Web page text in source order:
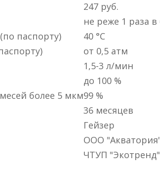
247 руб.
не реже 1 раза в
паспорту)
40 °C
от 0,5 атм
1,5-3 л/мин
до 100 %
более 5 мкм99 %
36 месяцев
Гейзер
ООО
ЧТУП